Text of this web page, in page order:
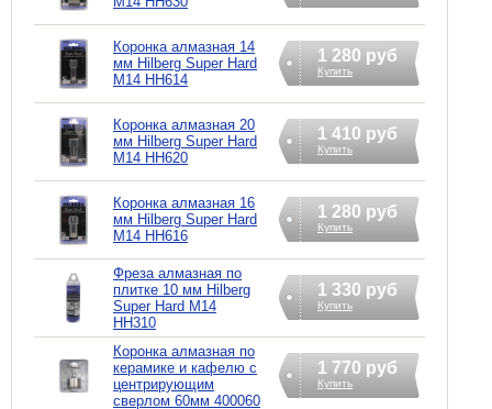
Коронка алмазная 14
мм Hilberg Super Hard
M14 HH614
1 280 руб
Купить
Коронка алмазная 20
мм Hilberg Super Hard
M14 HH620
1 410 руб
Купить
Коронка алмазная 16
мм Hilberg Super Hard
M14 HH616
1 280 руб
Купить
Фреза алмазная по
плитке 10 мм Hilberg
Super Hard М14
HH310
1 330 руб
Купить
Коронка алмазная по
керамике и кафелю с
центрирующим
сверлом 60мм 400060
1 770 руб
Купить